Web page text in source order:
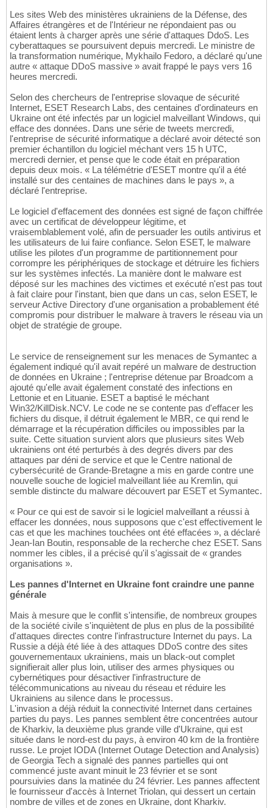
Les sites Web des ministères ukrainiens de la Défense, des
Affaires étrangères et de l'Intérieur ne répondaient pas ou
étaient lents à charger après une série d'attaques DdoS. Les
cyberattaques se poursuivent depuis mercredi. Le ministre de
la transformation numérique, Mykhailo Fedoro, a déclaré qu'une
autre « attaque DDoS massive » avait frappé le pays vers 16
heures mercredi.
Selon des chercheurs de l'entreprise slovaque de sécurité
Internet, ESET Research Labs, des centaines d'ordinateurs en
Ukraine ont été infectés par un logiciel malveillant Windows, qui
efface des données. Dans une série de tweets mercredi,
l'entreprise de sécurité informatique a déclaré avoir détecté son
premier échantillon du logiciel méchant vers 15 h UTC,
mercredi dernier, et pense que le code était en préparation
depuis deux mois. « La télémétrie d'ESET montre qu'il a été
installé sur des centaines de machines dans le pays », a
déclaré l'entreprise.
Le logiciel d'effacement des données est signé de façon chiffrée
avec un certificat de développeur légitime, et
vraisemblablement volé, afin de persuader les outils antivirus et
les utilisateurs de lui faire confiance. Selon ESET, le malware
utilise les pilotes d'un programme de partitionnement pour
corrompre les périphériques de stockage et détruire les fichiers
sur les systèmes infectés. La manière dont le malware est
déposé sur les machines des victimes et exécuté n'est pas tout
à fait claire pour l'instant, bien que dans un cas, selon ESET, le
serveur Active Directory d'une organisation a probablement été
compromis pour distribuer le malware à travers le réseau via un
objet de stratégie de groupe.
Le service de renseignement sur les menaces de Symantec a
également indiqué qu'il avait repéré un malware de destruction
de données en Ukraine ; l'entreprise détenue par Broadcom a
ajouté qu'elle avait également constaté des infections en
Lettonie et en Lituanie. ESET a baptisé le méchant
Win32/KillDisk.NCV. Le code ne se contente pas d'effacer les
fichiers du disque, il détruit également le MBR, ce qui rend le
démarrage et la récupération difficiles ou impossibles par la
suite. Cette situation survient alors que plusieurs sites Web
ukrainiens ont été perturbés à des degrés divers par des
attaques par déni de service et que le Centre national de
cybersécurité de Grande-Bretagne a mis en garde contre une
nouvelle souche de logiciel malveillant liée au Kremlin, qui
semble distincte du malware découvert par ESET et Symantec.
« Pour ce qui est de savoir si le logiciel malveillant a réussi à
effacer les données, nous supposons que c'est effectivement le
cas et que les machines touchées ont été effacées », a déclaré
Jean-Ian Boutin, responsable de la recherche chez ESET. Sans
nommer les cibles, il a précisé qu'il s'agissait de « grandes
organisations ».
Les pannes d'Internet en Ukraine font craindre une panne
générale
Mais à mesure que le conflit s'intensifie, de nombreux groupes
de la société civile s'inquiètent de plus en plus de la possibilité
d'attaques directes contre l'infrastructure Internet du pays. La
Russie a déjà été liée à des attaques DDoS contre des sites
gouvernementaux ukrainiens, mais un black-out complet
signifierait aller plus loin, utiliser des armes physiques ou
cybernétiques pour désactiver l'infrastructure de
télécommunications au niveau du réseau et réduire les
Ukrainiens au silence dans le processus.
L'invasion a déjà réduit la connectivité Internet dans certaines
parties du pays. Les pannes semblent être concentrées autour
de Kharkiv, la deuxième plus grande ville d'Ukraine, qui est
située dans le nord-est du pays, à environ 40 km de la frontière
russe. Le projet IODA (Internet Outage Detection and Analysis)
de Georgia Tech a signalé des pannes partielles qui ont
commencé juste avant minuit le 23 février et se sont
poursuivies dans la matinée du 24 février. Les pannes affectent
le fournisseur d'accès à Internet Triolan, qui dessert un certain
nombre de villes et de zones en Ukraine, dont Kharkiv.